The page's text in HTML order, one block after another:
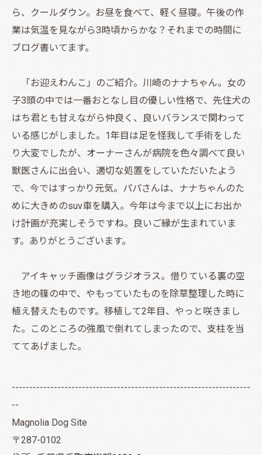
ら、クールダウン。お昼を食べて、軽く昼寝。午後の作
業は気温を見ながら3時頃からかな？それまでの時間に
ブログ書いてます。
「お迎えわんこ」のご紹介。川崎のナナちゃん。女の
子3頭の中では一番おとなし目の優しい性格で、先住犬の
はち君とも甘えながら仲良く、良いバランスで関わって
いる感じがしました。1年目は足を怪我して手術をした
り大変でしたが、オーナーさんが病院を色々調べて良い
獣医さんに出会い、適切な処置をしていただいたよう
で、今ではすっかり元気。パパさんは、ナナちゃんのた
めに大きめのsuv車を購入。今年は今まで以上にお出か
け計画が充実しそうですね。良いご縁が生まれていま
す。ありがとうございます。
アイキャッチ画像はグラジオラス。借りている裏の空
き地の篠の中で、やもっていたものを除草整理した時に
植え替えたものです。移植して2年目、やっと咲きまし
た。このところの強風で倒れてしまったので、支柱を当
ててあげました。
--------------------------------------------------------------------
--
Magnolia Dog Site
〒287-0102